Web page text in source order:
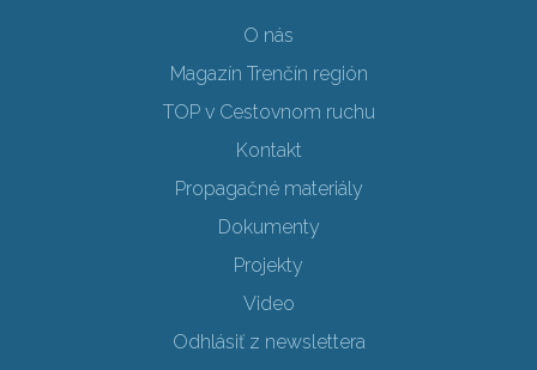
O nás
Magazín Trenčín región
TOP v Cestovnom ruchu
Kontakt
Propagačné materiály
Dokumenty
Projekty
Video
Odhlásiť z newslettera